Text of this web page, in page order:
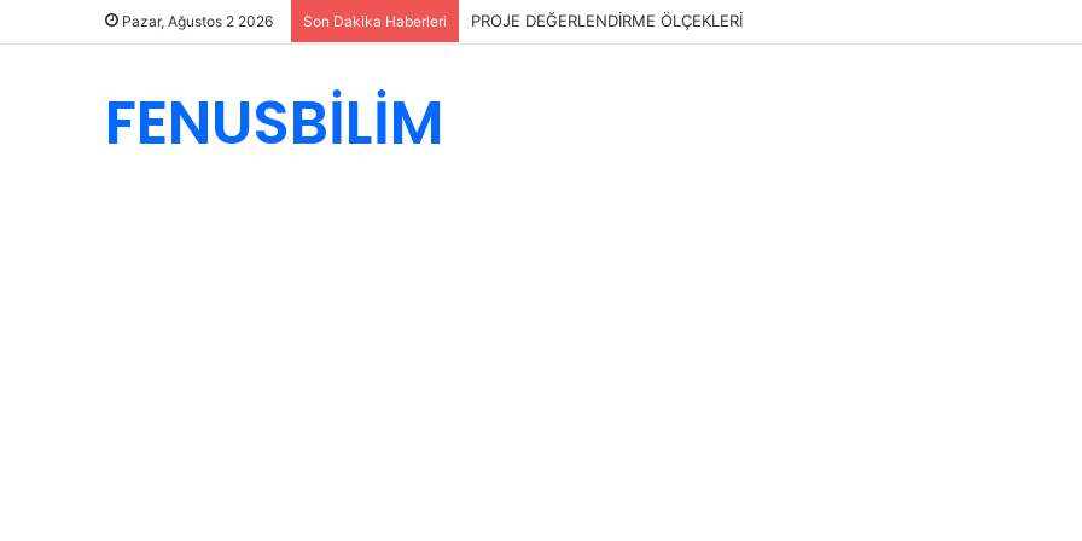
Pazar, Ağustos 2 2026 Son Dakika Haberleri PROJE DEĞERLENDİRME ÖLÇEKLERİ
FENUSBİLİM